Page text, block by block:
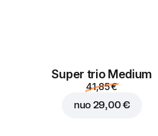
Super trio Medium
41,85 €
nuo 29,00 €